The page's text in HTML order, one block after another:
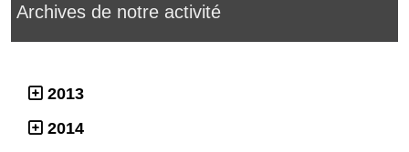
Archives de notre activité
2013
2014